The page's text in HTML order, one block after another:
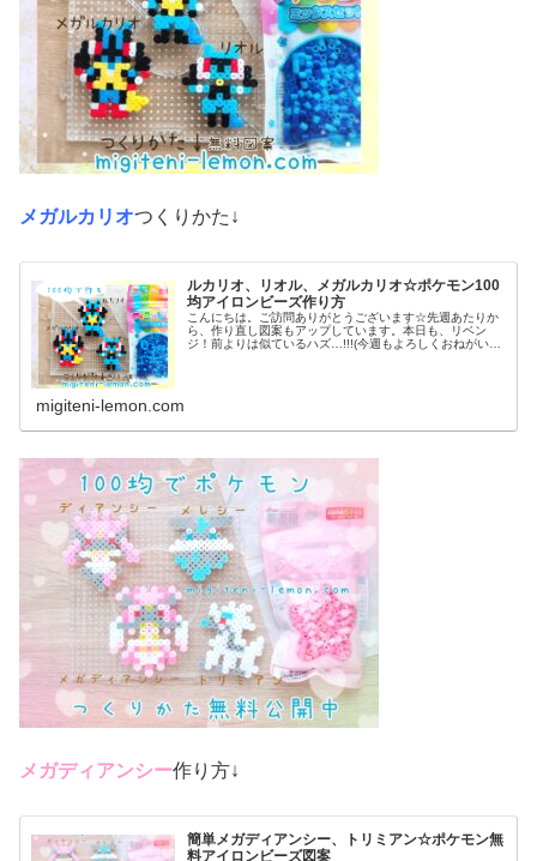
メガルカリオつくりかた↓
ルカリオ、リオル、メガルカリオ☆ポケモン100
均アイロンビーズ作り方
こんにちは。ご訪問ありがとうございます☆先週あたりか
ら、作り直し図案もアップしています。本日も、リベン
ジ！前よりは似ているハズ…!!!(今週もよろしくおねがいし
migiteni-lemon.com
メガディアンシー作り方↓
簡単メガディアンシー、トリミアン☆ポケモン無
料アイロンビーズ図案